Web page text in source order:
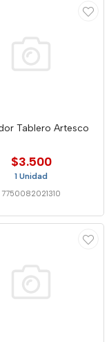
Tablero Artesco
$3.500
1 Unidad
7750082021310